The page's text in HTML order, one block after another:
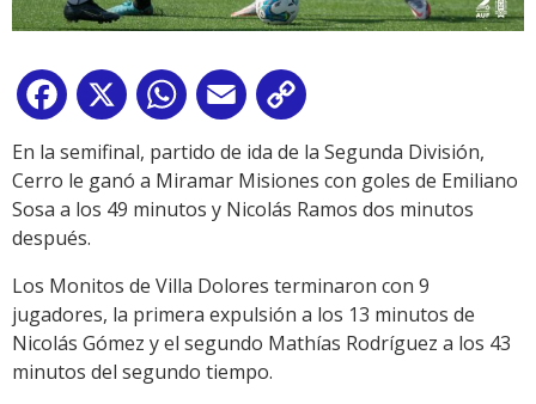
Facebook
X WhatsApp
Email
Link
En la semifinal, partido de ida de la Segunda División,
Cerro le ganó a Miramar Misiones con goles de Emiliano
Sosa a los 49 minutos y Nicolás Ramos dos minutos
después.
Los Monitos de Villa Dolores terminaron con 9
jugadores, la primera expulsión a los 13 minutos de
Nicolás Gómez y el segundo Mathías Rodríguez a los 43
minutos del segundo tiempo.